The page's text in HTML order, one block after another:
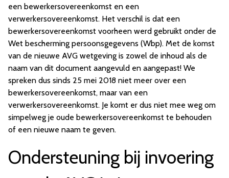
een bewerkersovereenkomst en een
verwerkersovereenkomst. Het verschil is dat een
bewerkersovereenkomst voorheen werd gebruikt onder de
Wet bescherming persoonsgegevens (Wbp). Met de komst
van de nieuwe AVG wetgeving is zowel de inhoud als de
naam van dit document aangevuld en aangepast! We
spreken dus sinds 25 mei 2018 niet meer over een
bewerkersovereenkomst, maar van een
verwerkersovereenkomst. Je komt er dus niet mee weg om
simpelweg je oude bewerkersovereenkomst te behouden
of een nieuwe naam te geven.
Ondersteuning bij invoering